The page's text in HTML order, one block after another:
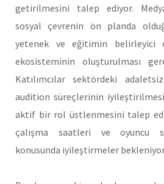
getirilmesini talep ediyor.
sosyal çevrenin ön planda
yetenek ve eğitimin belirleyici
ekosisteminin oluşturulması
Katılımcılar sektördeki
audition süreçlerinin
aktif bir rol üstlenmesini talep
çalışma saatleri ve oyuncu
konusunda iyileştirmeler